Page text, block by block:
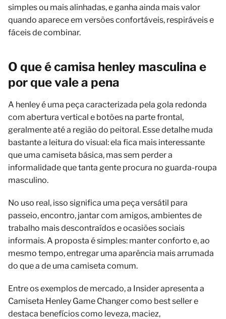
simples ou mais alinhadas, e ganha ainda mais valor
quando aparece em versões confortáveis, respiráveis e
fáceis de combinar.
O que é camisa henley masculina e
por que vale a pena
A henley é uma peça caracterizada pela gola redonda
com abertura vertical e botões na parte frontal,
geralmente até a região do peitoral. Esse detalhe muda
bastante a leitura do visual: ela fica mais interessante
que uma camiseta básica, mas sem perder a
informalidade que tanta gente procura no guarda-roupa
masculino.
No uso real, isso significa uma peça versátil para
passeio, encontro, jantar com amigos, ambientes de
trabalho mais descontraídos e ocasiões sociais
informais. A proposta é simples: manter conforto e, ao
mesmo tempo, entregar uma aparência mais arrumada
do que a de uma camiseta comum.
Entre os exemplos de mercado, a Insider apresenta a
Camiseta Henley Game Changer como best seller e
destaca benefícios como leveza, maciez,